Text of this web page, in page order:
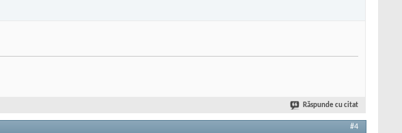
Răspunde cu citat
#4